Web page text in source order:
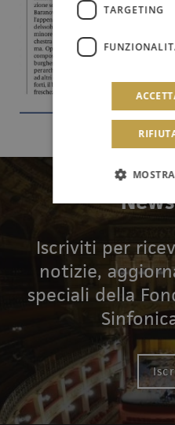
Iscriviti per
notizie,
speciali della
TARGETING